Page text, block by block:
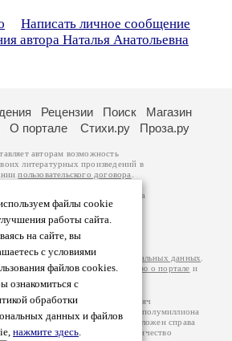
Написать личное сообщение
автора Наталья Анатольевна
файлы cookie
работы сайта.
на сайте, вы
с условиями
файлов cookies.
ознакомиться с
обработки
данных и файлов
нажмите здесь.
Рецензии Поиск
Магазин
О портале Стихи.ру Проза.ру
авторам возможность
литературных произведений в
пользовательского договора
принадлежат авторам
произведений возможна
к которому вы можете
странице. Ответственность за
несут самостоятельно на
изаконодательства
Политики обработки персональных данных
более подробнуюинформацию о портале и
Проза.ру – порядка 100 тысяч
сумме просматривают более полумиллиона
посещаемости, который расположен справа
графе указано по две цифры: количество